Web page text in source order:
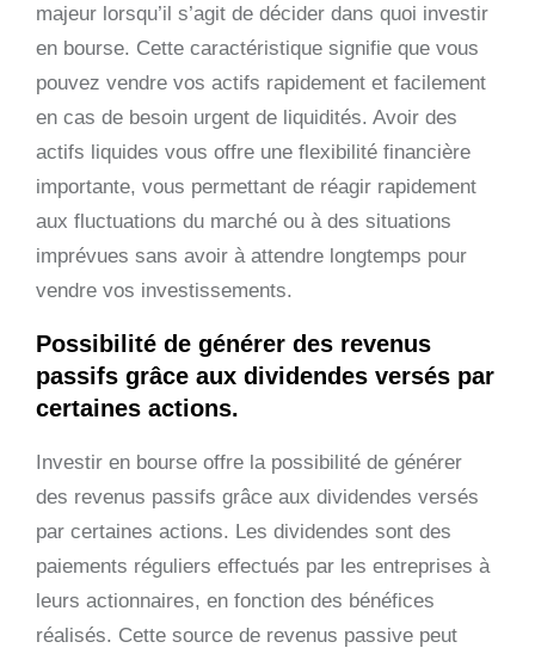
majeur lorsqu’il s’agit de décider dans quoi investir
en bourse. Cette caractéristique signifie que vous
pouvez vendre vos actifs rapidement et facilement
en cas de besoin urgent de liquidités. Avoir des
actifs liquides vous offre une flexibilité financière
importante, vous permettant de réagir rapidement
aux fluctuations du marché ou à des situations
imprévues sans avoir à attendre longtemps pour
vendre vos investissements.
Possibilité de générer des revenus
passifs grâce aux dividendes versés par
certaines actions.
Investir en bourse offre la possibilité de générer
des revenus passifs grâce aux dividendes versés
par certaines actions. Les dividendes sont des
paiements réguliers effectués par les entreprises à
leurs actionnaires, en fonction des bénéfices
réalisés. Cette source de revenus passive peut